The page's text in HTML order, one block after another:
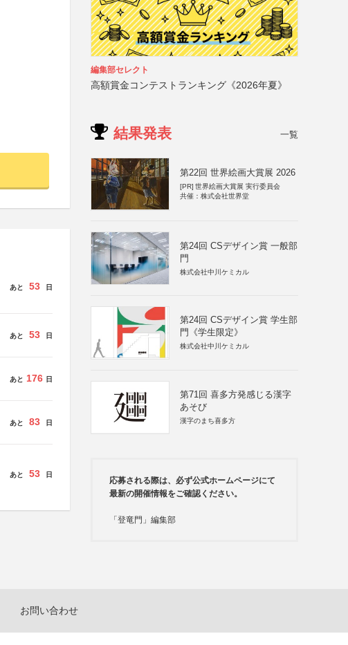
あと 53 日
あと 53 日
あと 176 日
あと 83 日
あと 53 日
編集部セレクト
高額賞金コンテストランキング《2026年夏》
結果発表 一覧
第22回 世界絵画大賞展 2026
[PR] 世界絵画大賞展 実行委員会
共催：株式会社世界堂
第24回 CSデザイン賞 一般部
門
株式会社中川ケミカル
第24回 CSデザイン賞 学生部
門《学生限定》
株式会社中川ケミカル
第71回 喜多方発感じる漢字
あそび
漢字のまち喜多方
応募される際は、必ず公式ホームページにて
最新の開催情報をご確認ください。
「登竜門」編集部
お問い合わせ